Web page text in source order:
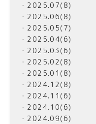
・2025.07(8)
・2025.06(8)
・2025.05(7)
・2025.04(6)
・2025.03(6)
・2025.02(8)
・2025.01(8)
・2024.12(8)
・2024.11(6)
・2024.10(6)
・2024.09(6)